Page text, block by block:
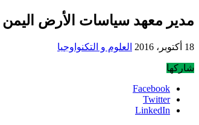
مدير معهد سياسات الأرض اليمن
18 أكتوبر، 2016 العلوم و التكنواوجيا
شاركها
Facebook
Twitter
LinkedIn